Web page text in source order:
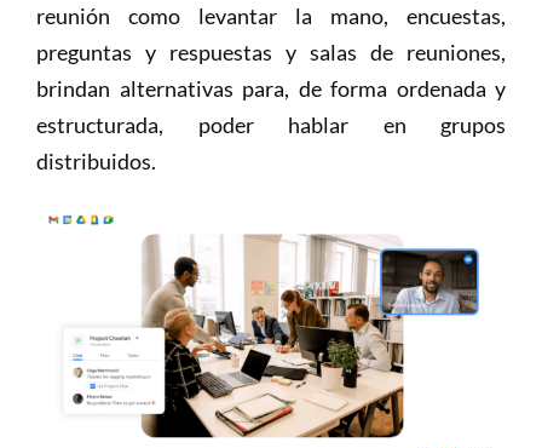
reunión como levantar la mano, encuestas,
preguntas y respuestas y salas de reuniones,
brindan alternativas para, de forma ordenada y
estructurada, poder hablar en grupos
distribuidos.